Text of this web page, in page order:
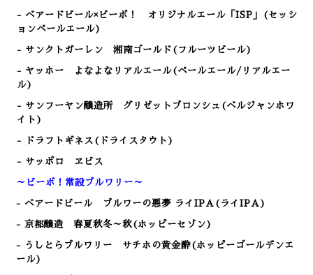
- ベアードビール×ビーボ！ オリジナルエール「ISP」(セッシ
ョンペールエール)
- サンクトガーレン 湘南ゴールド(フルーツビール)
- ヤッホー よなよなリアルエール(ペールエール/リアルエー
ル)
- サンフーヤン醸造所 グリゼットブロンシュ(ベルジャンホワ
イト)
- ドラフトギネス(ドライスタウト)
- サッポロ ヱビス
～ビーボ！常設ブルワリー～
- ベアードビール ブルワーの悪夢 ライIPA(ライIPA)
- 京都醸造 春夏秋冬～秋(ホッピーセゾン)
- うしとらブルワリー サチホの黄金酔(ホッピーゴールデンエ
ール)